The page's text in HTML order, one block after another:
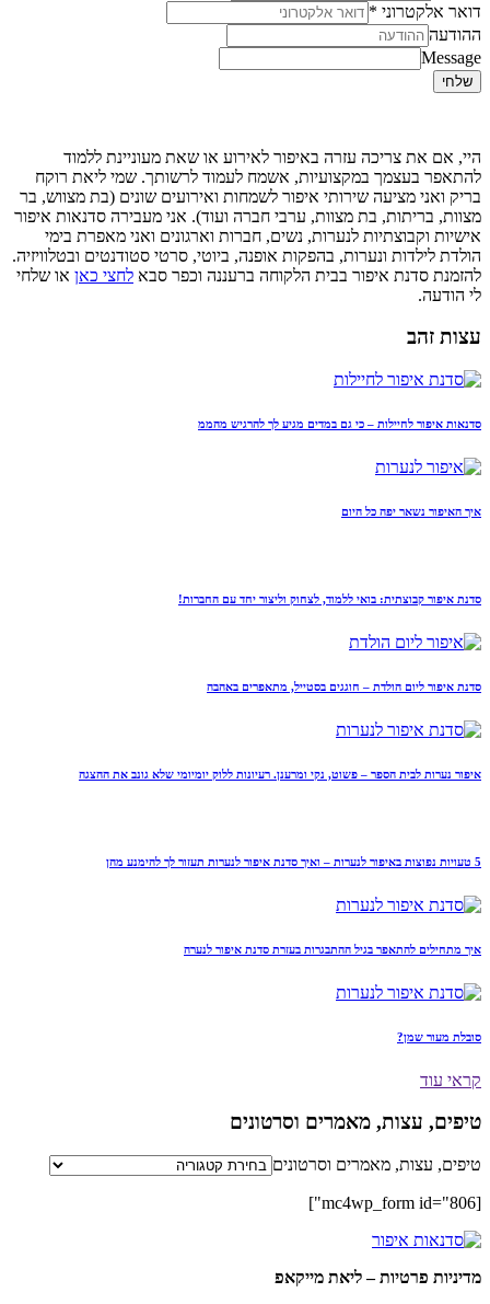
דואר אלקטרוני *
ההודעה
Message
שלחי
היי, אם את צריכה עזרה באיפור לאירוע או שאת מעוניינת ללמוד
להתאפר בעצמך במקצועיות, אשמח לעמוד לרשותך. שמי ליאת רוקח
בריק ואני מציעה שירותי איפור לשמחות ואירועים שונים (בת מצווש, בר
מצוות, בריתות, בת מצוות, ערבי חברה ועוד). אני מעבירה סדנאות איפור
אישיות וקבוצתיות לנערות, נשים, חברות וארגונים ואני מאפרת בימי
הולדת לילדות ונערות, בהפקות אופנה, ביוטי, סרטי סטודנטים ובטלוויזיה.
להזמנת סדנת איפור בבית הלקוחה ברעננה וכפר סבא לחצי כאן או שלחי
לי הודעה.
עצות זהב
סדנאות איפור לחיילות – כי גם במדים מגיע לך להרגיש מהממ
איך האיפור נשאר יפה כל היום
סדנת איפור קבוצתית: בואי ללמוד, לצחוק וליצור יחד עם החברות!
סדנת איפור ליום הולדת – חוגגים בסטייל, מתאפרים באהבה
איפור נערות לבית הספר – פשוט, נקי ומרענן. רעיונות ללוק יומיומי שלא גונב את ההצגה
5 טעויות נפוצות באיפור לנערות – ואיך סדנת איפור לנערות תעזור לך להימנע מהן
איך מתחילים להתאפר בגיל ההתבגרות בעזרת סדנת איפור לנערה
סובלת מעור שמן?
קראי עוד
טיפים, עצות, מאמרים וסרטונים
טיפים, עצות, מאמרים וסרטונים
[mc4wp_form id="806"]
מדיניות פרטיות – ליאת מייקאפ